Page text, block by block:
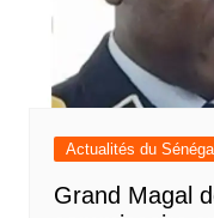
Actualités du Sénégal
Grand Magal